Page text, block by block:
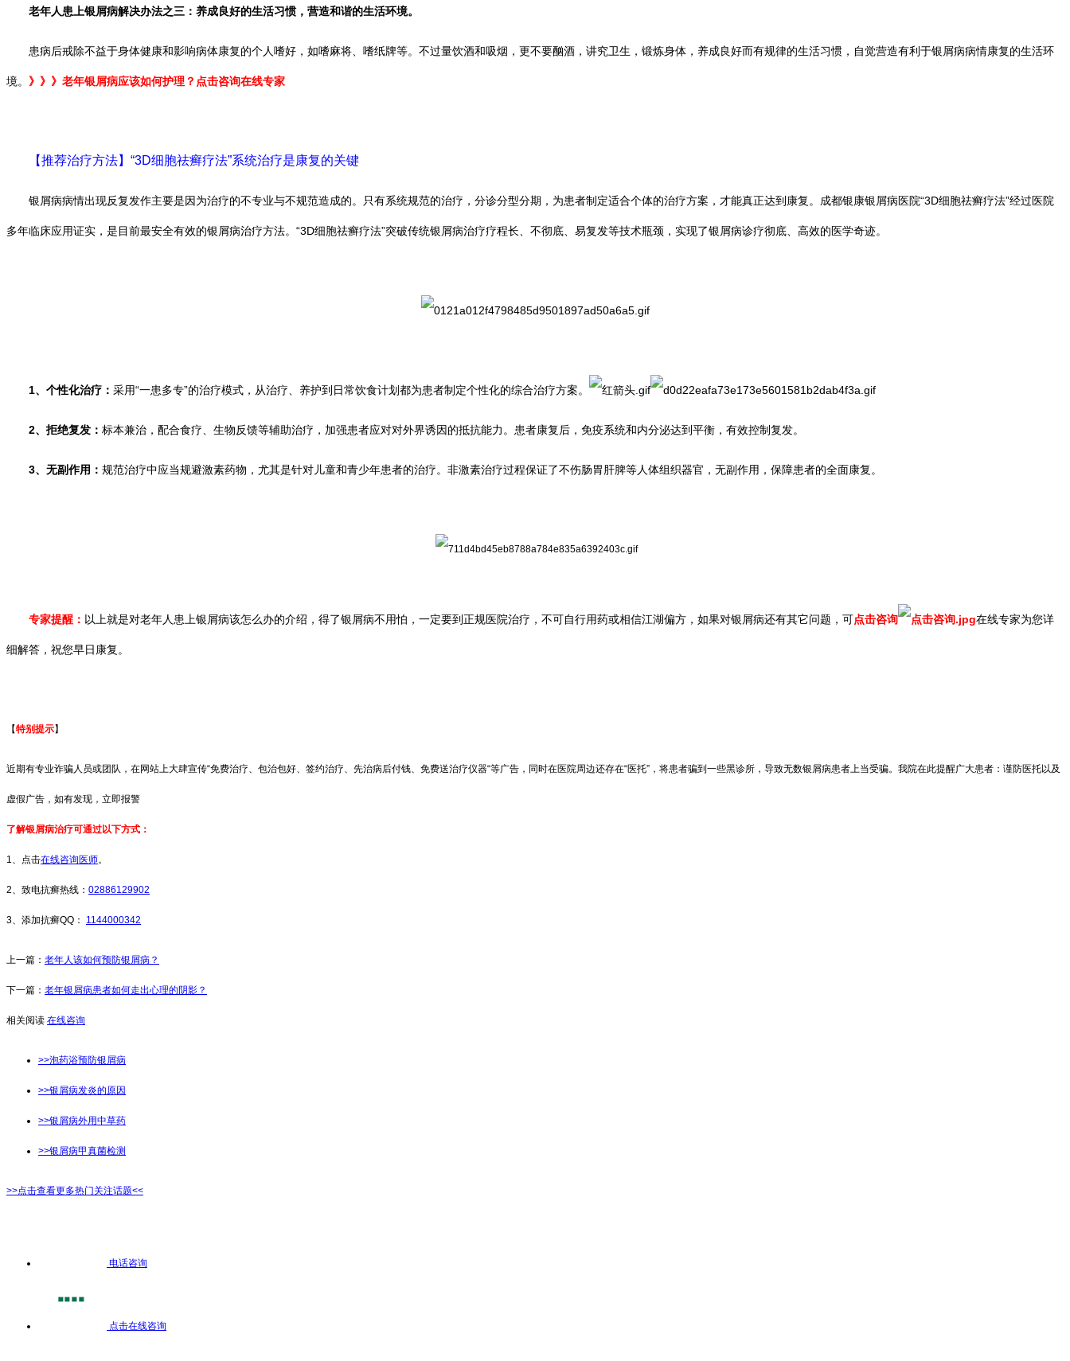
老年人患上银屑病解决办法之三：养成良好的生活习惯，营造和谐的生活环境。
患病后戒除不益于身体健康和影响病体康复的个人嗜好，如嗜麻将、嗜纸牌等。不过量饮酒和吸烟，更不要酗酒，讲究卫生，锻炼身体，养成良好而有规律的生活习惯，自觉营造有利于银屑病病情康复的生活环
境。 》》》老年银屑病应该如何护理？点击咨询在线专家
【推荐治疗方法】“3D细胞祛癣疗法”系统治疗是康复的关键
银屑病病情出现反复发作主要是因为治疗的不专业与不规范造成的。只有系统规范的治疗，分诊分型分期，为患者制定适合个体的治疗方案，才能真正达到康复。成都银康银屑病医院“3D细胞祛癣疗法”经过医院
多年临床应用证实，是目前最安全有效的银屑病治疗方法。“3D细胞祛癣疗法”突破传统银屑病治疗疗程长、不彻底、易复发等技术瓶颈，实现了银屑病诊疗彻底、高效的医学奇迹。
1、个性化治疗： 采用“一患多专”的治疗模式，从治疗、养护到日常饮食计划都为患者制定个性化的综合治疗方案。
2、拒绝复发： 标本兼治，配合食疗、生物反馈等辅助治疗，加强患者应对对外界诱因的抵抗能力。患者康复后，免疫系统和内分泌达到平衡，有效控制复发。
3、无副作用： 规范治疗中应当规避激素药物，尤其是针对儿童和青少年患者的治疗。非激素治疗过程保证了不伤肠胃肝脾等人体组织器官，无副作用，保障患者的全面康复。
专家提醒： 以上就是对老年人患上银屑病该怎么办的介绍，得了银屑病不用怕，一定要到正规医院治疗，不可自行用药或相信江湖偏方，如果对银屑病还有其它问题，可点击咨询 在线专家为您详
细解答，祝您早日康复。
【特别提示】
近期有专业诈骗人员或团队，在网站上大肆宣传“免费治疗、包治包好、签约治疗、先治病后付钱、免费送治疗仪器“等广告，同时在医院周边还存在“医托”，将患者骗到一些黑诊所，导致无数银屑病患者上当受骗。我院在此提醒广大患者：谨防医托以及
虚假广告，如有发现，立即报警
了解银屑病治疗可通过以下方式：
1、点击在线咨询医师。
2、致电抗癣热线： 02886129902
3、添加抗癣QQ： 1144000342
上一篇： 老年人该如何预防银屑病？
下一篇： 老年银屑病患者如何走出心理的阴影？
相关阅读 在线咨询
>>泡药浴预防银屑病
>>银屑病发炎的原因
>>银屑病外用中草药
>>银屑病甲真菌检测
>>点击查看更多热门关注话题<<
电话咨询
点击在线咨询